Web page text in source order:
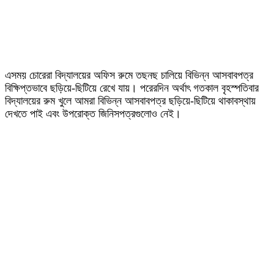
এসময় চোরেরা বিদ্যালয়ের অফিস রুমে তছনছ চালিয়ে বিভিন্ন আসবাবপত্র
বিক্ষিপ্তভাবে ছড়িয়ে-ছিটিয়ে রেখে যায়। পরেরদিন অর্থাৎ গতকাল বৃহস্পতিবার
বিদ্যালয়ের রুম খুলে আমরা বিভিন্ন আসবাবপত্র ছড়িয়ে-ছিটিয়ে থাকাবস্থায়
দেখতে পাই এবং উপরোক্ত জিনিসপত্রগুলোও নেই।